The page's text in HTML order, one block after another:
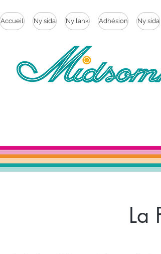
Accueil Ny sida Ny länk Adhésion Ny sida
La